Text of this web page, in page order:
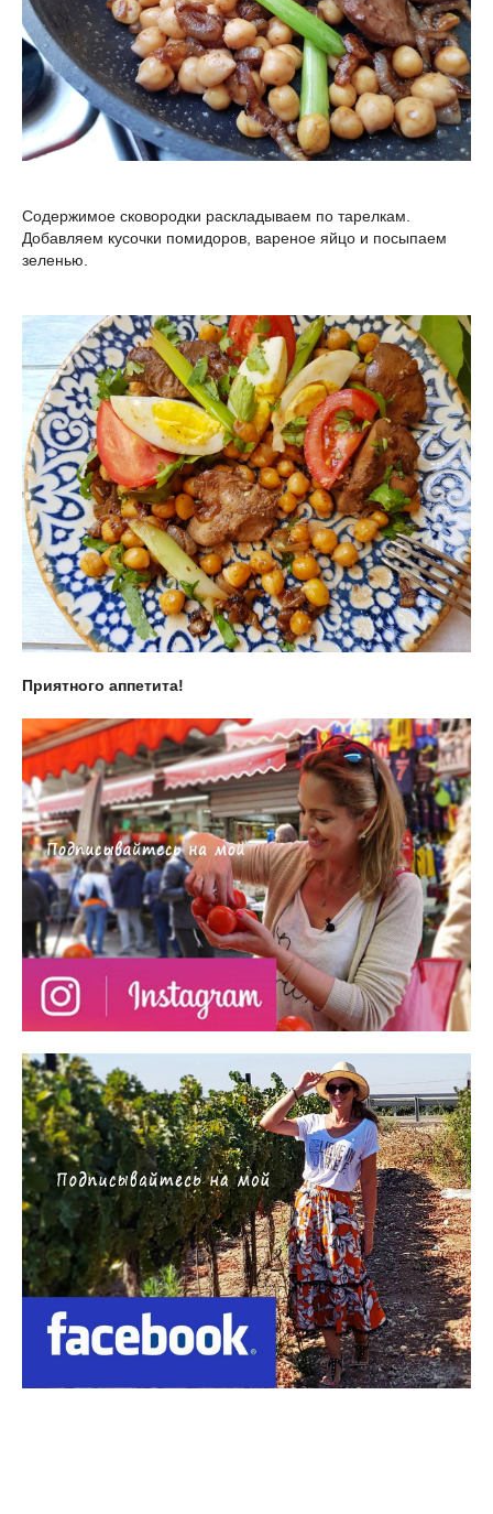
Содержимое сковородки раскладываем по тарелкам.
Добавляем кусочки помидоров, вареное яйцо и посыпаем
зеленью.
Приятного аппетита!